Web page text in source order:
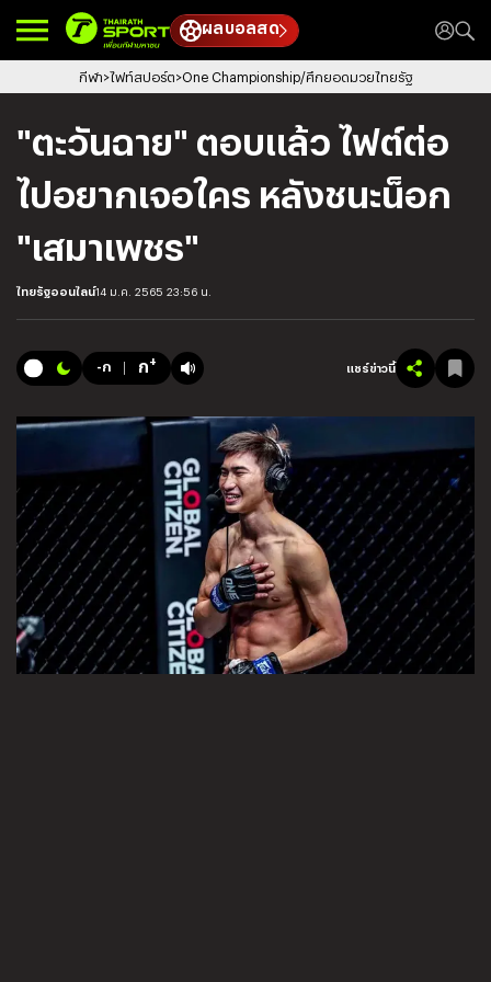
ผลบอลสด
กีฬา ไฟท์สปอร์ต One Championship/ศึกยอดมวยไทยรัฐ
"ตะวันฉาย" ตอบแล้ว ไฟต์ต่อ
ไปอยากเจอใคร หลังชนะน็อก
"เสมาเพชร"
ไทยรัฐออนไลน์14 ม.ค. 2565 23:56 น.
-ก ก+ แชร์ข่าวนี้